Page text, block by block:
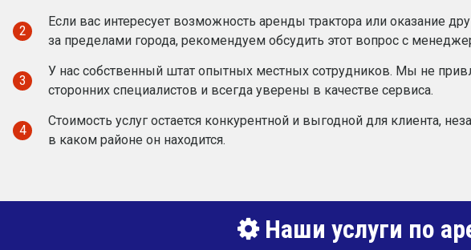
2
Если вас интересует возможность аренды трактора или оказание
за пределами города, рекомендуем обсудить этот вопрос с
3
У нас собственный штат опытных местных сотрудников. Мы не
сторонних специалистов и всегда уверены в качестве сервиса.
4
Стоимость услуг остается конкурентной и выгодной для клиента,
в каком районе он находится.
Наши услуги по